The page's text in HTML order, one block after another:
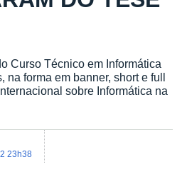
Curso Técnico em Informática
forma em banner, short e full
sobre Informática na
23h38